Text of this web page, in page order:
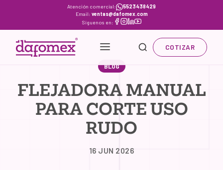
content
Atención comercial:
5523438429
Email: ventas@dafomex.com
Síguenos en:
COTIZAR
BLOG
FLEJADORA MANUAL
PARA CORTE USO
RUDO
16 JUN 2026